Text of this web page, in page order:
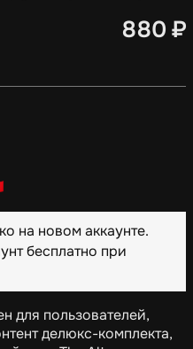
880 ₽
на новом аккаунте.
бесплатно при
для пользователей,
делюкс-комплекта,